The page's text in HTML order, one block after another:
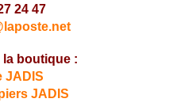
24 47
la boutique :
JADIS
JADIS